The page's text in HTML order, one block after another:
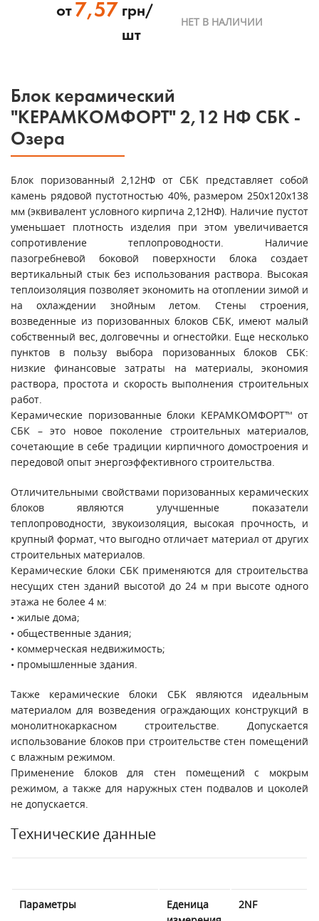
от 7,57 грн/
шт
НЕТ В НАЛИЧИИ
Блок керамический
"КЕРАМКОМФОРТ" 2,12 НФ СБК -
Озера
Блок поризованный 2,12НФ от СБК представляет собой
камень рядовой пустотностью 40%, размером 250х120х138
мм (эквивалент условного кирпича 2,12НФ). Наличие пустот
уменьшает плотность изделия при этом увеличивается
сопротивление теплопроводности. Наличие
пазогребневой боковой поверхности блока создает
вертикальный стык без использования раствора. Высокая
теплоизоляция позволяет экономить на отоплении зимой и
на охлаждении знойным летом. Стены строения,
возведенные из поризованных блоков СБК, имеют малый
собственный вес, долговечны и огнестойки. Еще несколько
пунктов в пользу выбора поризованных блоков СБК:
низкие финансовые затраты на материалы, экономия
раствора, простота и скорость выполнения строительных
работ.
Керамические поризованные блоки КЕРАМКОМФОРТ™ от
СБК – это новое поколение строительных материалов,
сочетающие в себе традиции кирпичного домостроения и
передовой опыт энергоэффективного строительства.
Отличительными свойствами поризованных керамических
блоков являются улучшенные показатели
теплопроводности, звукоизоляция, высокая прочность, и
крупный формат, что выгодно отличает материал от других
строительных материалов.
Керамические блоки СБК применяются для строительства
несущих стен зданий высотой до 24 м при высоте одного
этажа не более 4 м:
• жилые дома;
• общественные здания;
• коммерческая недвижимость;
• промышленные здания.
Также керамические блоки СБК являются идеальным
материалом для возведения ограждающих конструкций в
монолитнокаркасном строительстве. Допускается
использование блоков при строительстве стен помещений
с влажным режимом.
Применение блоков для стен помещений с мокрым
режимом, а также для наружных стен подвалов и цоколей
не допускается.
Технические данные
Параметры
Еденица
2NF